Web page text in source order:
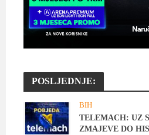
POSLJEDNJE:
BIH
TELEMACH: UZ
ZMAJEVE DO